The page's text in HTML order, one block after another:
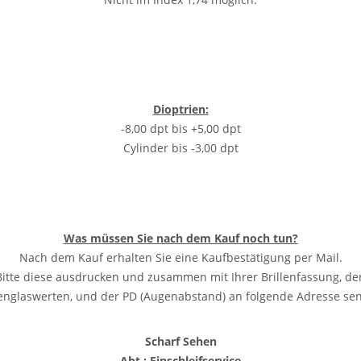
Dioptrien:
-8,00 dpt bis +5,00 dpt
Cylinder bis -3,00 dpt
Was müssen Sie nach dem Kauf noch tun?
Nach dem Kauf erhalten Sie eine Kaufbestätigung per Mail.
diese ausdrucken und zusammen mit Ihrer Brillenfassung,
und der PD (Augenabstand) an folgende Adresse
Scharf Sehen